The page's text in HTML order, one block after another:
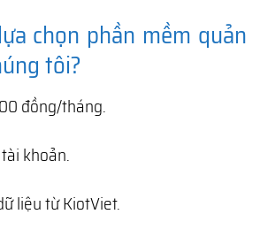
chọn phần mềm quản
tôi?
đồng/tháng.
khoản.
liệu từ KiotViet.